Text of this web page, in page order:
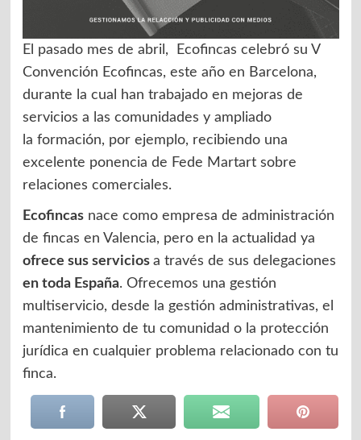
El pasado mes de abril, Ecofincas celebró su V
Convención Ecofincas, este año en Barcelona,
durante la cual han trabajado en mejoras de
servicios a las comunidades y ampliado
la formación, por ejemplo, recibiendo una
excelente ponencia de Fede Martart sobre
relaciones comerciales.
Ecofincasnace como empresa de administración
de fincas en Valencia, pero en la actualidad ya
ofrece sus servicios a través de sus delegaciones
en toda España. Ofrecemos una gestión
multiservicio, desde la gestión administrativas, el
mantenimiento de tu comunidad o la protección
jurídica en cualquier problema relacionado con tu
finca.